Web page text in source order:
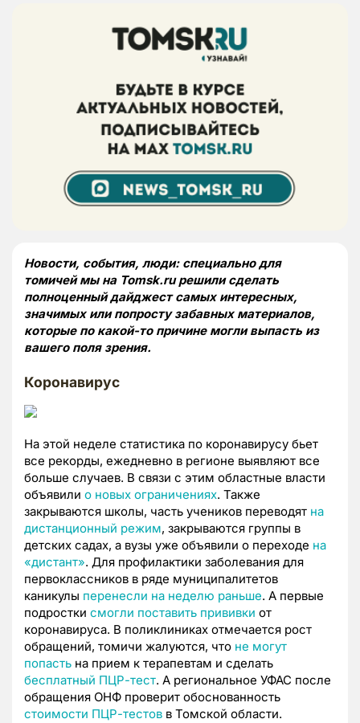
Новости, события, люди: специально для
томичей мы на Tomsk.ru решили сделать
полноценный дайджест самых интересных,
значимых или попросту забавных материалов,
которые по какой-то причине могли выпасть из
вашего поля зрения.
Коронавирус
На этой неделе статистика по коронавирусу бьет
все рекорды, ежедневно в регионе выявляют все
больше случаев. В связи с этим областные власти
объявили о новых ограничениях. Также
закрываются школы, часть учеников переводят на
дистанционный режим, закрываются группы в
детских садах, а вузы уже объявили о переходе на
«дистант». Для профилактики заболевания для
первоклассников в ряде муниципалитетов
каникулы перенесли на неделю раньше. А первые
подростки смогли поставить прививки от
коронавируса. В поликлиниках отмечается рост
обращений, томичи жалуются, что не могут
попасть на прием к терапевтам и сделать
бесплатный ПЦР-тест. А региональное УФАС после
обращения ОНФ проверит обоснованность
стоимости ПЦР-тестов в Томской области.